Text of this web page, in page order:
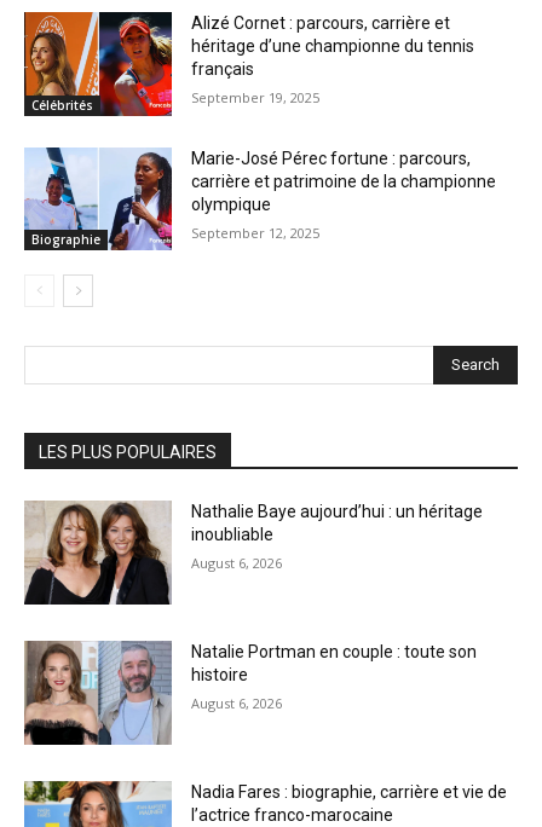
Célébrités
Alizé Cornet : parcours, carrière et
héritage d’une championne du tennis
français
September 19, 2025
Biographie
Marie-José Pérec fortune : parcours,
carrière et patrimoine de la championne
olympique
September 12, 2025
Search
LES PLUS POPULAIRES
Nathalie Baye aujourd’hui : un héritage
inoubliable
August 6, 2026
Natalie Portman en couple : toute son
histoire
August 6, 2026
Nadia Fares : biographie, carrière et vie de
l’actrice franco-marocaine